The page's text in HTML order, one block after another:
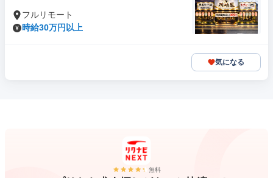
フルリモート
時給30万円以上
気になる
無料